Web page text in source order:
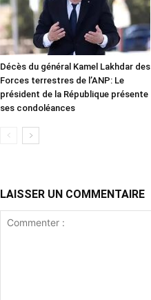
Décès du général Kamel Lakhdar des
Forces terrestres de l’ANP: Le
président de la République présente
ses condoléances
LAISSER UN COMMENTAIRE